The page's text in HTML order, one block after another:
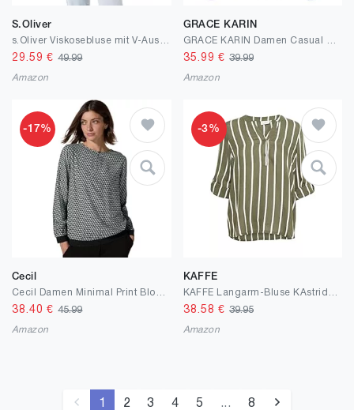
S.Oliver
29.59 €49.99
Amazon
GRACE KARIN
35.99 € 39.99
Amazon
-17%
Cecil
38.40 €45.99
Amazon
-3%
KAFFE
38.58 € 39.95
Amazon
1 2 3 4 5 ... 8